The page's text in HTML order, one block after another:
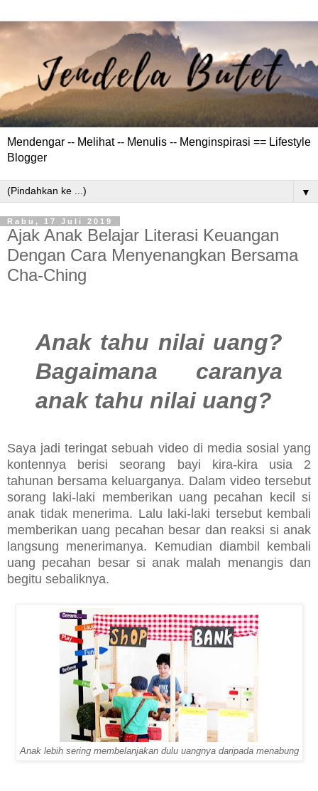
Mendengar -- Melihat -- Menulis -- Menginspirasi == Lifestyle
Blogger
▼
Rabu, 17 Juli 2019
Ajak Anak Belajar Literasi Keuangan
Dengan Cara Menyenangkan Bersama
Cha-Ching
Anak tahu nilai uang?
Bagaimana caranya
anak tahu nilai uang?
Saya jadi teringat sebuah video di media sosial yang
kontennya berisi seorang bayi kira-kira usia 2
tahunan bersama keluarganya. Dalam video tersebut
sorang laki-laki memberikan uang pecahan kecil si
anak tidak menerima. Lalu laki-laki tersebut kembali
memberikan uang pecahan besar dan reaksi si anak
langsung menerimanya. Kemudian diambil kembali
uang pecahan besar si anak malah menangis dan
begitu sebaliknya.
Anak lebih sering membelanjakan dulu uangnya daripada menabung